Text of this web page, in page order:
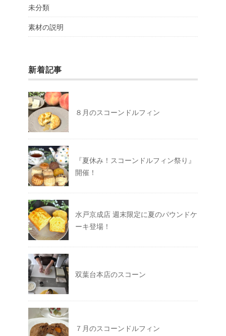
未分類
素材の説明
新着記事
８月のスコーンドルフィン
『夏休み！スコーンドルフィン祭り』
開催！
水戸京成店 週末限定に夏のパウンドケ
ーキ登場！
双葉台本店のスコーン
７月のスコーンドルフィン